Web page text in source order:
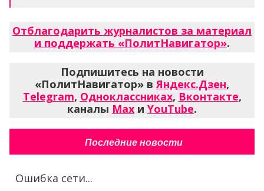
Отблагодарить журналистов за материал
и поддержать «ПолитНавигатор».
Подпишитесь на новости
«ПолитНавигатор» вЯндекс.Дзен,
Telegram, Одноклассниках, Вконтакте,
каналы Max и YouTube.
Последние новости
Ошибка сети...